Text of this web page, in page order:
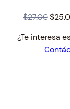
$27.00
was:
$
¿Te interesa